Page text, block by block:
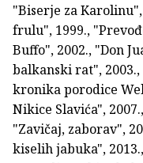
"Biserje za
frulu", 1999.,
Buffo", 2002., "Don
balkanski rat",
kronika porodice
Nikice Slavića",
"Zavičaj, zaborav",
kiselih jabuka",